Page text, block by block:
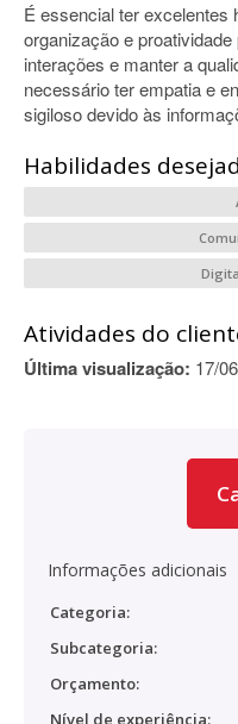
É essencial ter excelentes
organização e
interações e manter a
necessário ter empatia e
sigiloso devido às
Habilidades
Atividades do
Última visualização: 17/
Informações adicionais
Categoria:
Subcategoria:
Orçamento:
Nível de experiência: